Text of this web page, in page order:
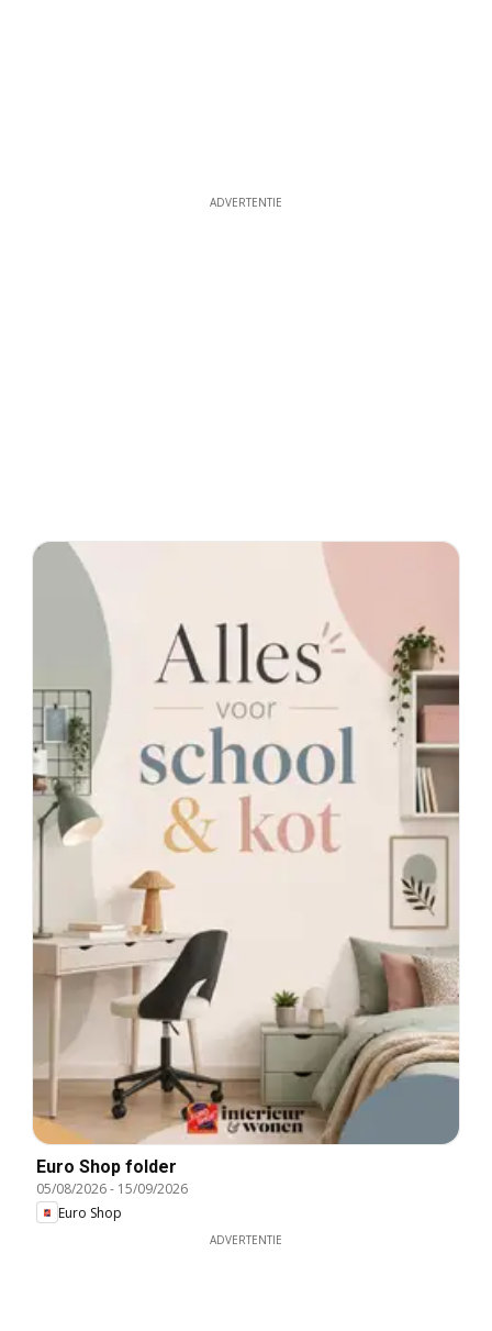
ADVERTENTIE
Euro Shop folder
05/08/2026- 15/09/2026
Euro Shop
ADVERTENTIE